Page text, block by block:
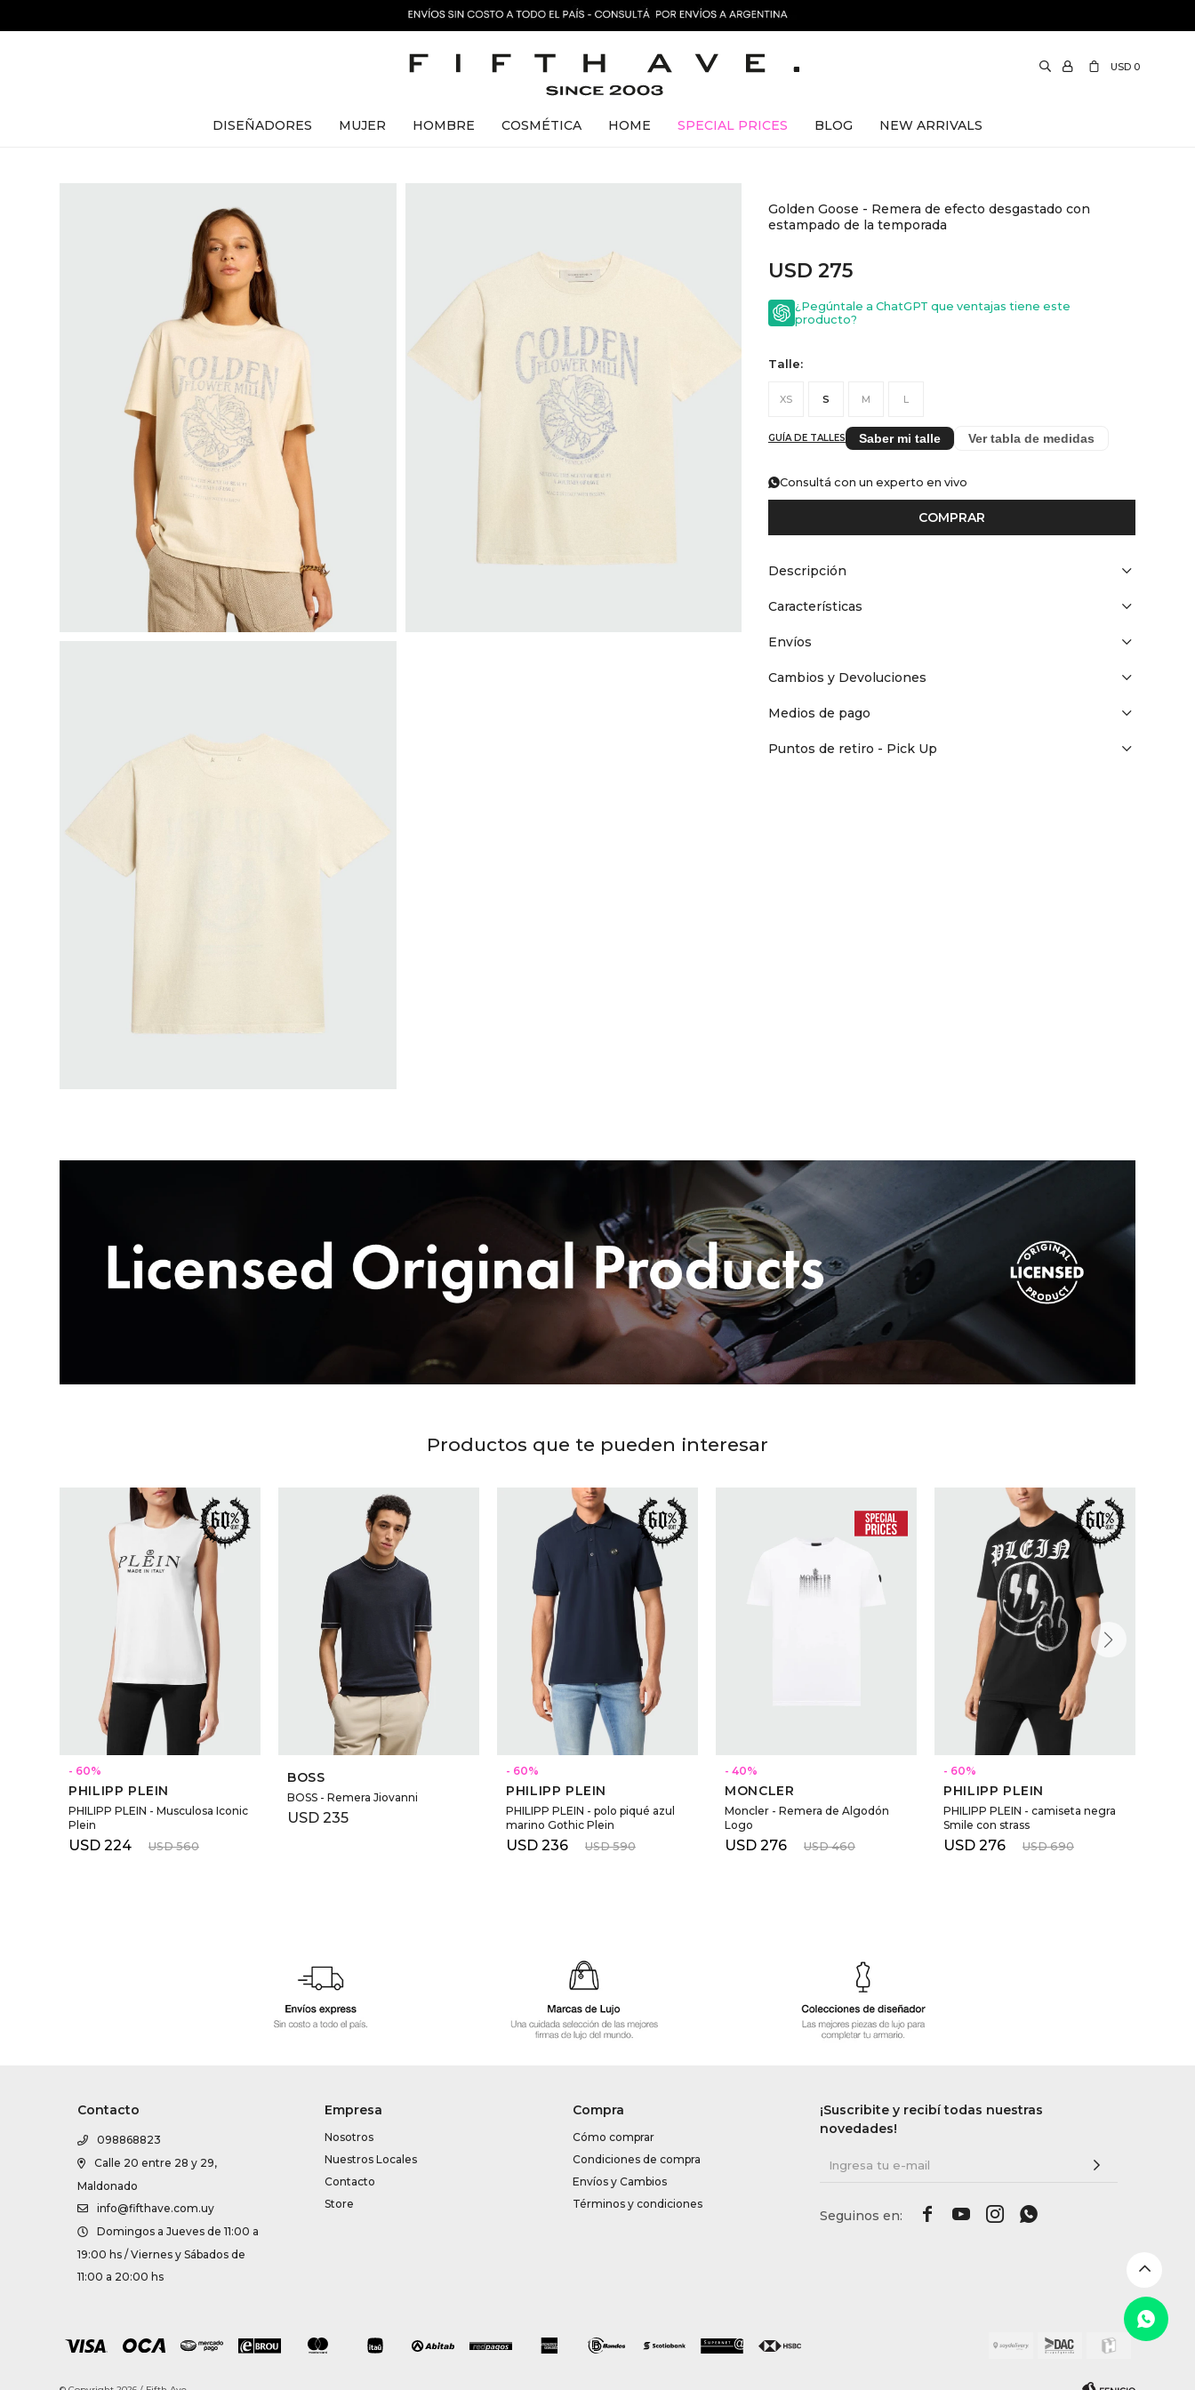
DISEÑADORES MUJER HOMBRE COSMÉTICA HOME SPECIAL PRICES BLOG NEW ARRIVALS
USD 0
Golden Goose - Remera de efecto desgastado con
estampado de la temporada
USD 275
¿Pegúntale a ChatGPT que ventajas tiene este
producto?
Talle:
XS S M L
GUÍA DE TALLES Saber mi talle Ver tabla de medidas
Consultá con un experto en vivo
COMPRAR
Descripción
Características
Envíos
Cambios y Devoluciones
Medios de pago
Puntos de retiro - Pick Up
Productos que te pueden interesar
60
PHILIPP PLEIN
PHILIPP PLEIN - Musculosa Iconic
Plein
USD 224 USD 560
BOSS
BOSS - Remera Jiovanni
USD 235
60
PHILIPP PLEIN
PHILIPP PLEIN - polo piqué azul
marino Gothic Plein
USD 236 USD 590
40
MONCLER
Moncler - Remera de Algodón
Logo
USD 276 USD 460
60
PHILIPP PLEIN
PHILIPP PLEIN - camiseta negra
Smile con strass
USD 276 USD 690
Contacto
098868823
Calle 20 entre 28 y 29,
Maldonado
info@fifthave.com.uy
Domingos a Jueves de 11:00 a
19:00 hs / Viernes y Sábados de
11:00 a 20:00 hs
Empresa
Nosotros
Nuestros Locales
Contacto
Store
Compra
Cómo comprar
Condiciones de compra
Envíos y Cambios
Términos y condiciones
¡Suscribite y recibí todas nuestras
novedades!
   